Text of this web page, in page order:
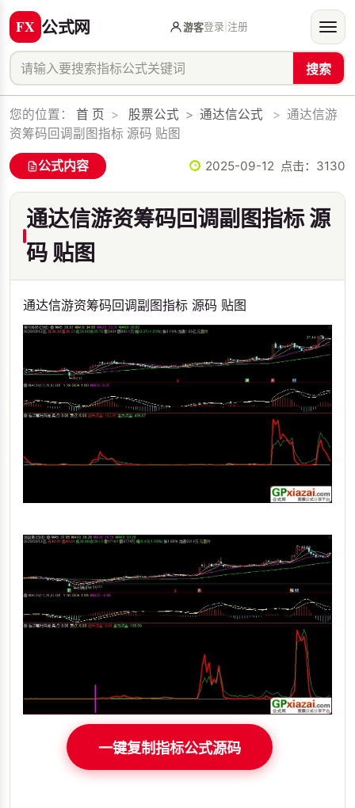
公式网
搜索
游客登录 注册
您的位置： 首 页 > 股票公式 > 通达信公式 > 通达信游
资筹码回调副图指标 源码 贴图
公式内容 2025-09-12 点击： 3130
通达信游资筹码回调副图指标 源
码 贴图
通达信游资筹码回调副图指标 源码 贴图
一键复制指标公式源码